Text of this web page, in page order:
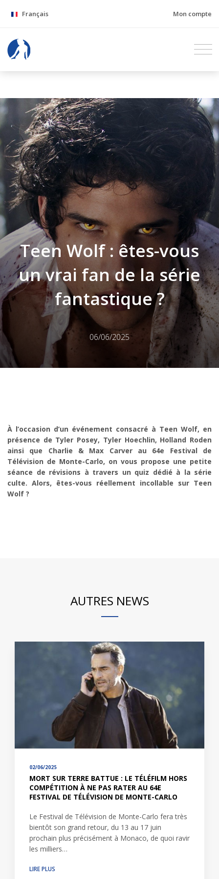
Français Mon compte
Teen Wolf : êtes-vous
un vrai fan de la série
fantastique ?
06/06/2025
À l’occasion d’un événement consacré à Teen Wolf, en
présence de Tyler Posey, Tyler Hoechlin, Holland Roden
ainsi que Charlie & Max Carver au 64e Festival de
Télévision de Monte-Carlo, on vous propose une petite
séance de révisions à travers un quiz dédié à la série
culte. Alors, êtes-vous réellement incollable sur Teen
Wolf ?
AUTRES NEWS
02/06/2025
MORT SUR TERRE BATTUE : LE TÉLÉFILM HORS
COMPÉTITION À NE PAS RATER AU 64E
FESTIVAL DE TÉLÉVISION DE MONTE-CARLO
Le Festival de Télévision de Monte-Carlo fera très
bientôt son grand retour, du 13 au 17 juin
prochain plus précisément à Monaco, de quoi ravir
les milliers…
LIRE PLUS